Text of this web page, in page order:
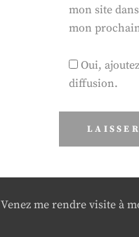
mon site
mon
Oui,
diffusion.
Venez me rendre visite à